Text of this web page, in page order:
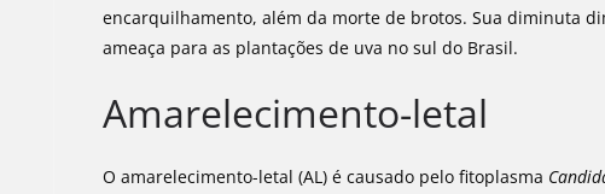
encarquilhamento, além da morte de brotos. Sua diminuta
ameaça para as plantações de uva no sul do Brasil.
Amarelecimento-letal
O amarelecimento-letal (AL) é causado pelo fitoplasma